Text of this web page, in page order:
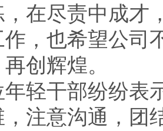
，在尽责中成才
，也希望公司
创辉煌。
干部纷纷表
注意沟通，团